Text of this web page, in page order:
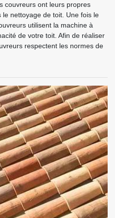
couvreurs ont leurs propres
nettoyage de toit. Une fois le
utilisent la machine à
de votre toit. Afin de réaliser
respectent les normes de